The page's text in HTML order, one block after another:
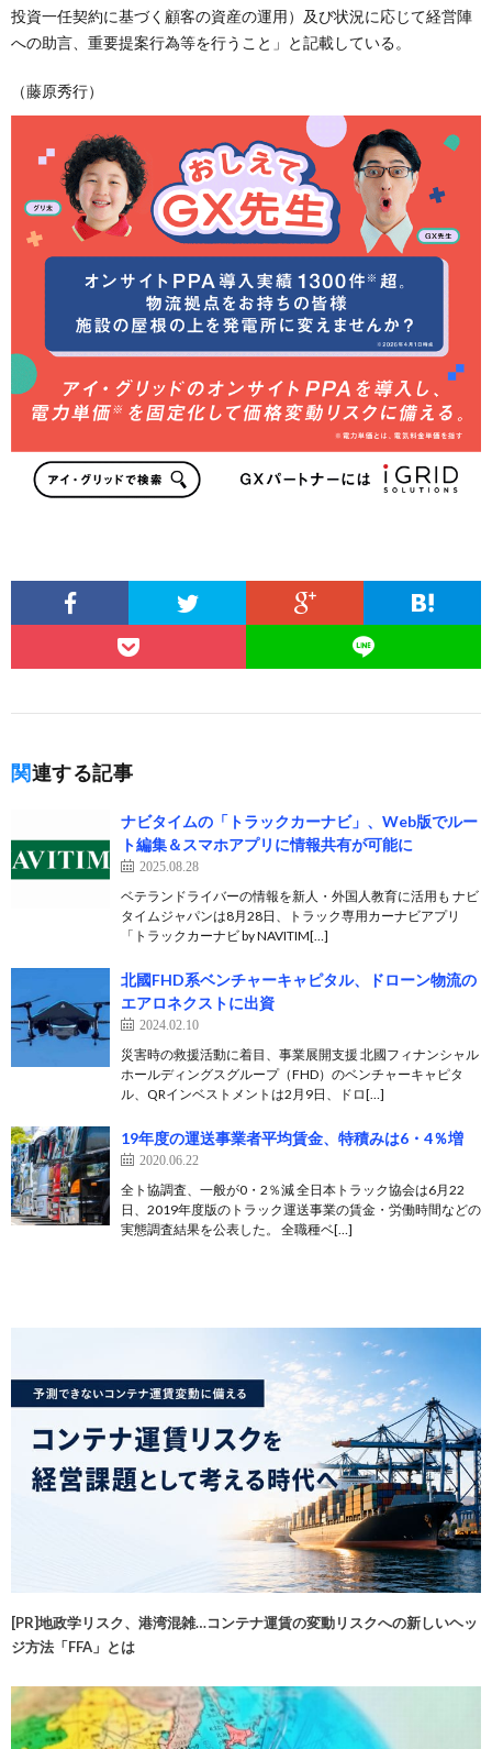
投資一任契約に基づく顧客の資産の運用）及び状況に応じて経営陣
への助言、重要提案行為等を行うこと」と記載している。
（藤原秀行）
関連する記事
ナビタイムの「トラックカーナビ」、Web版でルー
ト編集＆スマホアプリに情報共有が可能に
2025.08.28
ベテランドライバーの情報を新人・外国人教育に活用も ナビ
タイムジャパンは8月28日、トラック専用カーナビアプリ
「トラックカーナビ by NAVITIM[…]
北國FHD系ベンチャーキャピタル、ドローン物流の
エアロネクストに出資
2024.02.10
災害時の救援活動に着目、事業展開支援 北國フィナンシャル
ホールディングスグループ（FHD）のベンチャーキャピタ
ル、QRインベストメントは2月9日、ドロ[…]
19年度の運送事業者平均賃金、特積みは6・4％増
2020.06.22
全ト協調査、一般が0・2％減 全日本トラック協会は6月22
日、2019年度版のトラック運送事業の賃金・労働時間などの
実態調査結果を公表した。 全職種ベ[…]
[PR]地政学リスク、港湾混雑…コンテナ運賃の変動リスクへの新しいヘッ
ジ方法「FFA」とは